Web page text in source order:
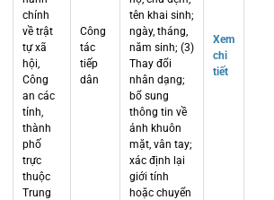
chính
về trật
tự xã
hội,
Công
an các
tỉnh,
thành
phố
trực
thuộc
Trung
Công
tác
tiếp
dân
tên khai sinh;
ngày, tháng,
năm sinh; (3)
Thay đổi
nhân dạng;
bổ sung
thông tin về
ảnh khuôn
mặt, vân tay;
xác định lại
giới tính
hoặc chuyển
Xem
chi
tiết